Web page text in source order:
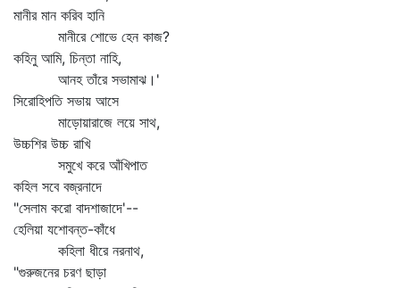
মানীর মান করিব হানি
মানীরে শোভে হেন কাজ?
কহিনু আমি, চিন্তা নাহি,
আনহ তাঁরে সভামাঝ।'
সিরোহিপতি সভায় আসে
মাড়োয়ারাজে লয়ে সাথ,
উচ্চশির উচ্চ রাখি
সমুখে করে আঁখিপাত
কহিল সবে বজ্রনাদে
"সেলাম করো বাদশাজাদে'--
হেলিয়া যশোবন্ত-কাঁধে
কহিলা ধীরে নরনাথ,
"গুরুজনের চরণ ছাড়া